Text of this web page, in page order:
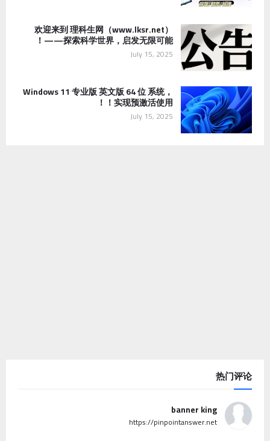
欢迎来到 理科生网（www.lksr.net）
——探索科学世界，启发无限可能！
July 15, 2025
Windows 11 专业版 英文版 64 位 系统，
实现预激活使用！！
July 15, 2025
热门评论
banner king
https://pinpointanswer.net